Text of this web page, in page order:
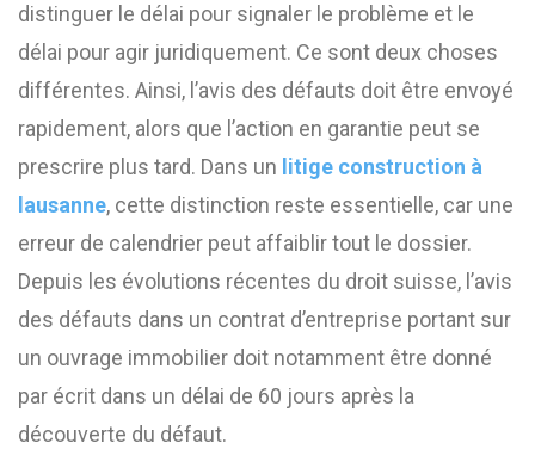
distinguer le délai pour signaler le problème et le
délai pour agir juridiquement. Ce sont deux choses
différentes. Ainsi, l’avis des défauts doit être envoyé
rapidement, alors que l’action en garantie peut se
prescrire plus tard. Dans un litige construction à
lausanne, cette distinction reste essentielle, car une
erreur de calendrier peut affaiblir tout le dossier.
Depuis les évolutions récentes du droit suisse, l’avis
des défauts dans un contrat d’entreprise portant sur
un ouvrage immobilier doit notamment être donné
par écrit dans un délai de 60 jours après la
découverte du défaut.